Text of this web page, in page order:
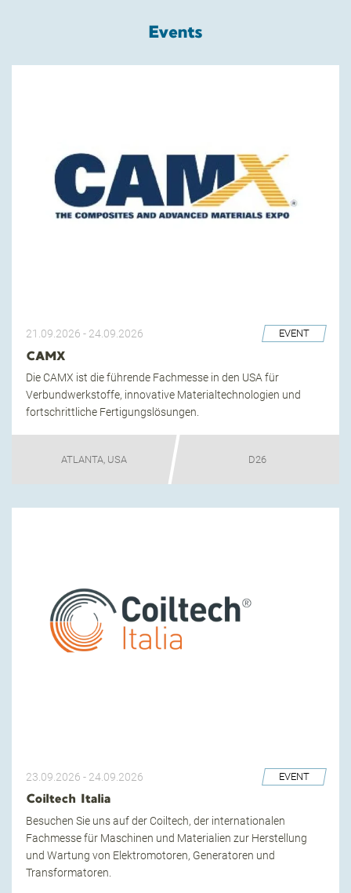
Events
21.09.2026 - 24.09.2026 EVENT
CAMX
Die CAMX ist die führende Fachmesse in den USA für
Verbundwerkstoffe, innovative Materialtechnologien und
fortschrittliche Fertigungslösungen.
ATLANTA, USA D26
23.09.2026 - 24.09.2026 EVENT
Coiltech Italia
Besuchen Sie uns auf der Coiltech, der internationalen
Fachmesse für Maschinen und Materialien zur Herstellung
und Wartung von Elektromotoren, Generatoren und
Transformatoren.